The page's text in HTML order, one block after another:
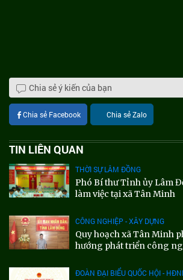
Chia sẻ ý kiến của bạn
Chia sẻ Facebook Chia sẻ Zalo
TIN LIÊN QUAN
THỜI SỰ LÂM ĐỒNG
Phó Bí thư Tỉnh ủy Lâm
làm việc tại xã Tân Minh
CÔNG NGHIỆP - XÂY DỰNG
Quy hoạch xã Tân Minh
hướng phát triển công
ĐOÀN ĐẠI BIỂU QUỐC HỘI -